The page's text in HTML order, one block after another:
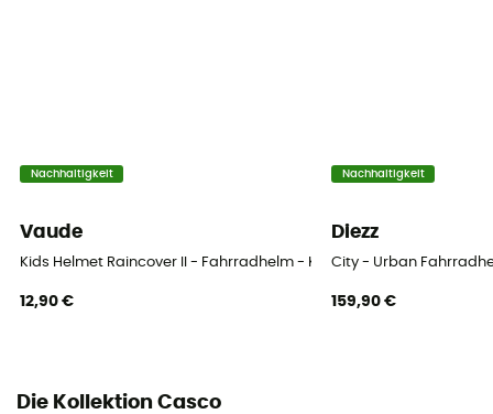
Nachhaltigkeit
Vaude
Kids Helmet Raincover II - Fahrradhelm - Kind
12,90 €
Nachhaltigkeit
Diezz
City - Urban
159,90 €
Die Kollektion Casco